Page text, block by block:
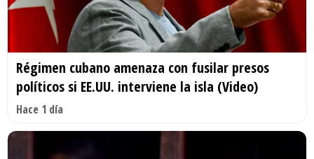
Régimen cubano amenaza con fusilar presos
políticos si EE.UU. interviene la isla (Video)
Hace 1 día